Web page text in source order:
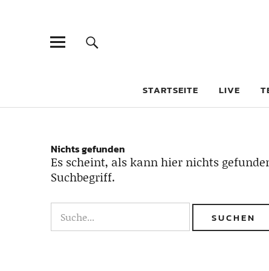
STARTSEITE LIVE
Nichts gefunden
Es scheint, als kann hier nichts
Suchbegriff.